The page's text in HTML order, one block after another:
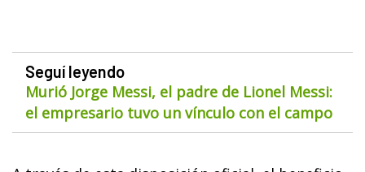
Seguí leyendo
Murió Jorge Messi, el padre de Lionel Messi:
el empresario tuvo un vínculo con el campo